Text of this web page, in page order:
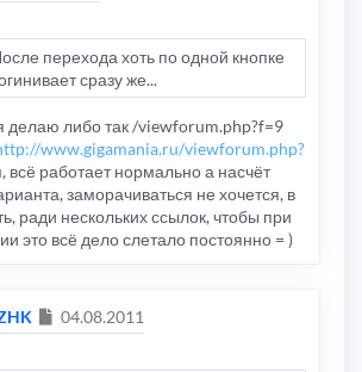
перехода хоть по одной кнопке
сразу же...
делаю либо так /viewforum.php?f=9
www.gigamania.ru/viewforum.php?
всё работает нормально а насчёт
заморачиваться не хочется, в
ради нескольких ссылок, чтобы при
это всё дело слетало постоянно = )
Сообщение
04.08.2011